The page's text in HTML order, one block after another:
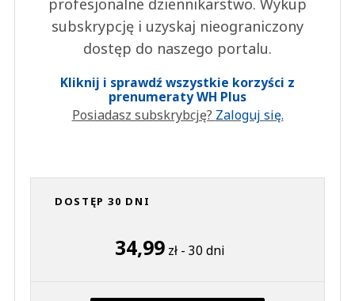
profesjonalne dziennikarstwo. Wykup
subskrypcję i uzyskaj nieograniczony
dostęp do naszego portalu.
Kliknij i sprawdź wszystkie korzyści z
prenumeraty WH Plus
Posiadasz subskrybcję? Zaloguj się.
DOSTĘP 30 DNI
34,99 zł - 30 dni